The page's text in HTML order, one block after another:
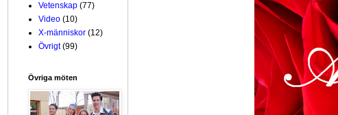
Vetenskap (77)
Video (10)
X-människor (12)
Övrigt (99)
Övriga möten